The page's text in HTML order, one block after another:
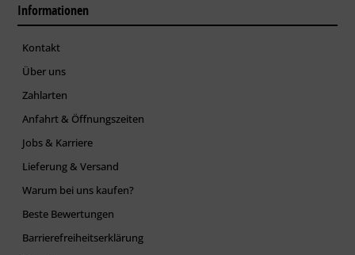
Informationen
Kontakt
Über uns
Zahlarten
Anfahrt & Öffnungszeiten
Jobs & Karriere
Lieferung & Versand
Warum bei uns kaufen?
Beste Bewertungen
Barrierefreiheitserklärung